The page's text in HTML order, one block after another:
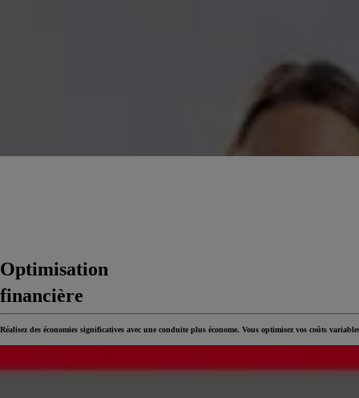
Optimisation
financière
Réalisez des économies significatives avec une conduite plus économe. Vous optimisez vos coûts